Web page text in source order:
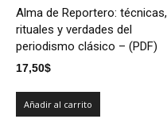
Alma de Reportero: técnicas,
rituales y verdades del
periodismo clásico – (PDF)
17,50$
Añadir al carrito